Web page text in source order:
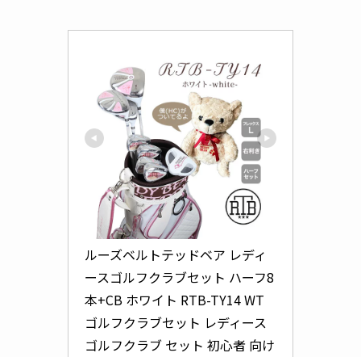
ルーズベルトテッドベア レディ
ースゴルフクラブセット ハーフ8
本+CB ホワイト RTB-TY14 WT
ゴルフクラブセット レディース
ゴルフクラブ セット 初心者 向け